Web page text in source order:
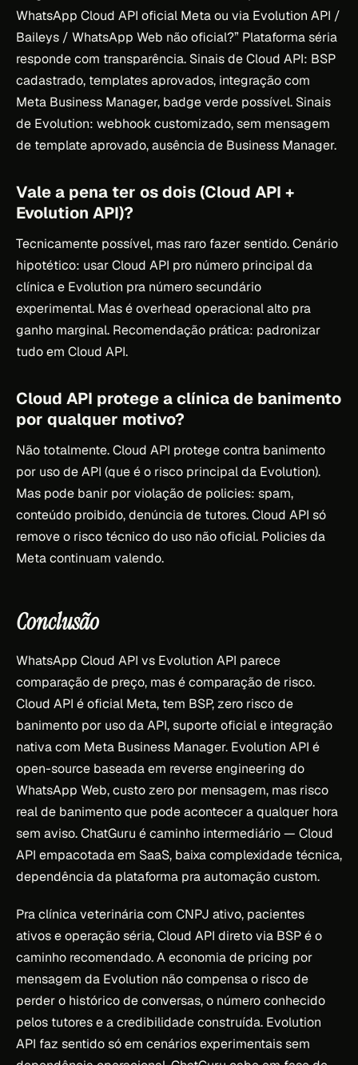
WhatsApp Cloud API oficial Meta ou via Evolution API /
Baileys / WhatsApp Web não oficial?” Plataforma séria
responde com transparência. Sinais de Cloud API: BSP
cadastrado, templates aprovados, integração com
Meta Business Manager, badge verde possível. Sinais
de Evolution: webhook customizado, sem mensagem
de template aprovado, ausência de Business Manager.
Vale a pena ter os dois (Cloud API +
Evolution API)?
Tecnicamente possível, mas raro fazer sentido. Cenário
hipotético: usar Cloud API pro número principal da
clínica e Evolution pra número secundário
experimental. Mas é overhead operacional alto pra
ganho marginal. Recomendação prática: padronizar
tudo em Cloud API.
Cloud API protege a clínica de banimento
por qualquer motivo?
Não totalmente. Cloud API protege contra banimento
por uso de API (que é o risco principal da Evolution).
Mas pode banir por violação de policies: spam,
conteúdo proibido, denúncia de tutores. Cloud API só
remove o risco técnico do uso não oficial. Policies da
Meta continuam valendo.
Conclusão
WhatsApp Cloud API vs Evolution API parece
comparação de preço, mas é comparação de risco.
Cloud API é oficial Meta, tem BSP, zero risco de
banimento por uso da API, suporte oficial e integração
nativa com Meta Business Manager. Evolution API é
open-source baseada em reverse engineering do
WhatsApp Web, custo zero por mensagem, mas risco
real de banimento que pode acontecer a qualquer hora
sem aviso. ChatGuru é caminho intermediário — Cloud
API empacotada em SaaS, baixa complexidade técnica,
dependência da plataforma pra automação custom.
Pra clínica veterinária com CNPJ ativo, pacientes
ativos e operação séria, Cloud API direto via BSP é o
caminho recomendado. A economia de pricing por
mensagem da Evolution não compensa o risco de
perder o histórico de conversas, o número conhecido
pelos tutores e a credibilidade construída. Evolution
API faz sentido só em cenários experimentais sem